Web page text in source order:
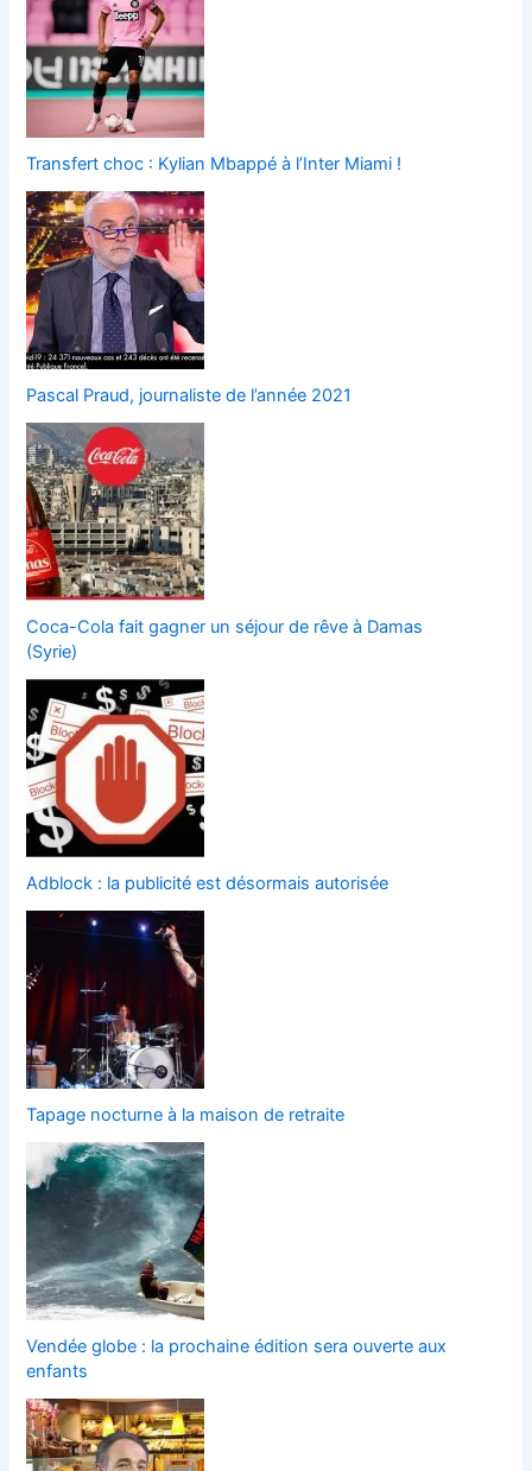
Transfert choc : Kylian Mbappé à l’Inter Miami !
Pascal Praud, journaliste de l’année 2021
Coca-Cola fait gagner un séjour de rêve à Damas
(Syrie)
Adblock : la publicité est désormais autorisée
Tapage nocturne à la maison de retraite
Vendée globe : la prochaine édition sera ouverte aux
enfants